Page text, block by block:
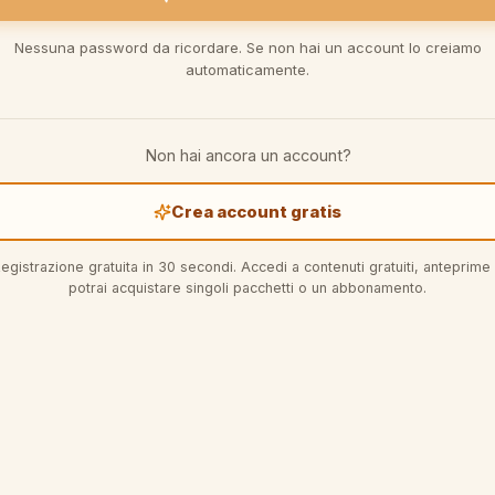
Nessuna password da ricordare. Se non hai un account lo creiamo
automaticamente.
Non hai ancora un account?
Crea account gratis
gratuita in 30 secondi. Accedi a contenuti gratuiti, anteprime
potrai acquistare singoli pacchetti o un abbonamento.